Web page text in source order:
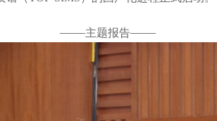
——主题报告——